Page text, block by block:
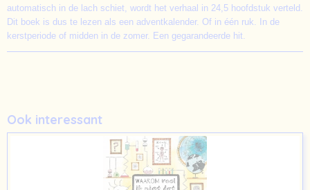
automatisch in de lach schiet, wordt het verhaal in 24,5 hoofdstuk verteld.
Dit boek is dus te lezen als een adventkalender. Of in één ruk. In de
kerstperiode of midden in de zomer. Een gegarandeerde hit.
Ook interessant